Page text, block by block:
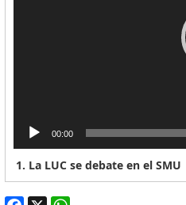
00:00
1. La LUC se debate en el SMU